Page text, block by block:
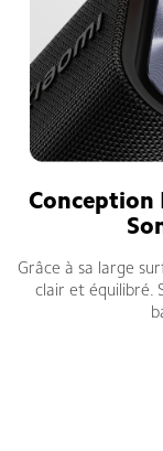
Conception
Grâce à sa large
clair et équilibré.